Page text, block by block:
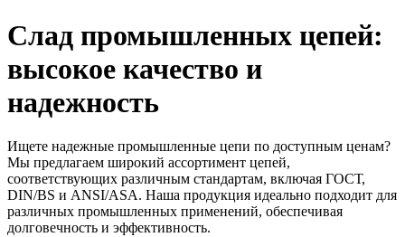
Слад промышленных цепей:
высокое качество и
надежность
Ищете надежные промышленные цепи по доступным ценам?
Мы предлагаем широкий ассортимент цепей,
соответствующих различным стандартам, включая ГОСТ,
DIN/BS и ANSI/ASA. Наша продукция идеально подходит для
различных промышленных применений, обеспечивая
долговечность и эффективность.